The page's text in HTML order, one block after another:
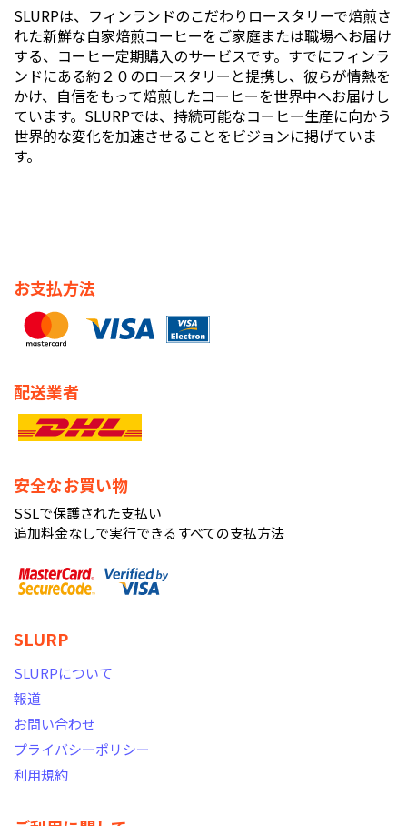
SLURPは、フィンランドのこだわりロースタリーで焙煎さ
れた新鮮な自家焙煎コーヒーをご家庭または職場へお届け
する、コーヒー定期購入のサービスです。すでにフィンラ
ンドにある約２０のロースタリーと提携し、彼らが情熱を
かけ、自信をもって焙煎したコーヒーを世界中へお届けし
ています。SLURPでは、持続可能なコーヒー生産に向かう
世界的な変化を加速させることをビジョンに掲げていま
す。
お支払方法
配送業者
安全なお買い物
SSLで保護された支払い
追加料金なしで実行できるすべての支払方法
SLURP
SLURPについて
報道
お問い合わせ
プライバシーポリシー
利用規約